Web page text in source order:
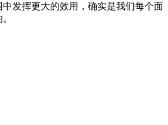
发挥更大的效用，确实是我们每个面